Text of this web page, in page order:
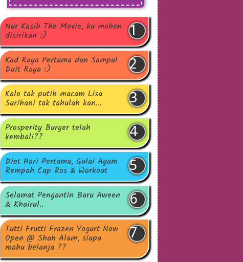
Nur Kasih The Movie, ku mohon
disirikan :)
Kad Raya Pertama dan Sampul
Duit Raya :)
Kalo tak putih macam Lisa
Surihani tak tahulah kan...
Prosperity Burger telah
kembali??
Diet Hari Pertama, Gulai Ayam
Rempah Cap Ros & Workout
Selamat Pengantin Baru Aween
& Khairul..
Tutti Frutti Frozen Yogurt Now
Open @ Shah Alam, siapa
mahu belanja ??